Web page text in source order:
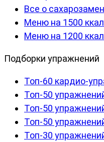
Все о
Меню на 1500
Меню на 1200
Подборки упражнений
Топ-60 кардио-
Топ-50
Топ-50
Топ-50
Топ-30